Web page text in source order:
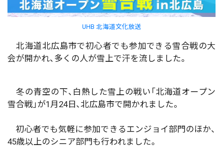
UHB 北海道文化放送
北海道北広島市で初心者でも参加できる雪合戦の大
会が開かれ、多くの人が雪上で汗を流しました。
冬の青空の下、白熱した雪上の戦い「北海道オープン
雪合戦」が1月24日、北広島市で開かれました。
初心者でも気軽に参加できるエンジョイ部門のほか、
45歳以上のシニア部門も行われました。